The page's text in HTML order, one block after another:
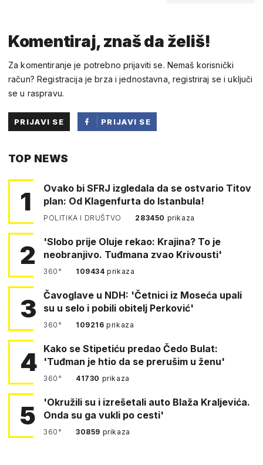
Komentiraj, znaš da želiš!
Za komentiranje je potrebno prijaviti se. Nemaš korisnički
račun? Registracija je brza i jednostavna, registriraj se i uključi
se u raspravu.
PRIJAVI SE
PRIJAVI SE
TOP NEWS
1
Ovako bi SFRJ izgledala da se ostvario Titov
plan: Od Klagenfurta do Istanbula!
POLITIKA I DRUŠTVO 283450 prikaza
2
'Slobo prije Oluje rekao: Krajina? To je
neobranjivo. Tuđmana zvao Krivousti'
360° 109434prikaza
3
Čavoglave u NDH: 'Četnici iz Moseća upali
su u selo i pobili obitelj Perković'
360° 109216prikaza
4 Kako se Stipetiću predao Čedo Bulat:
'Tuđman je htio da se prerušim u ženu'
360° 41730 prikaza
5
'Okružili su i izrešetali auto Blaža Kraljevića.
Onda su ga vukli po cesti'
360° 30859 prikaza